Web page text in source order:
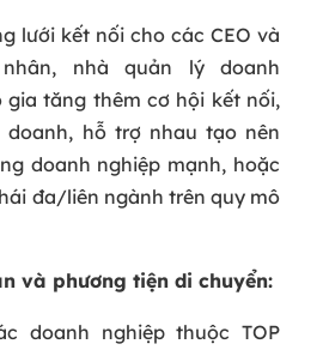
lưới kết nối cho các CEO và
nhà quản lý doanh
gia tăng thêm cơ hội kết nối,
doanh, hỗ trợ nhau tạo nên
doanh nghiệp mạnh, hoặc
đa/liên ngành trên quy mô
và phương tiện di chuyển:
doanh nghiệp thuộc TOP